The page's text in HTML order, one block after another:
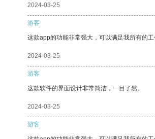
2024-03-25
游客
这款app的功能非常强大，可以满足我所有的
2024-03-25
游客
这款软件的界面设计非常简洁，一目了然。
2024-03-25
游客